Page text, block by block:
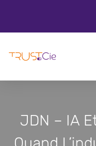
JDN – IA